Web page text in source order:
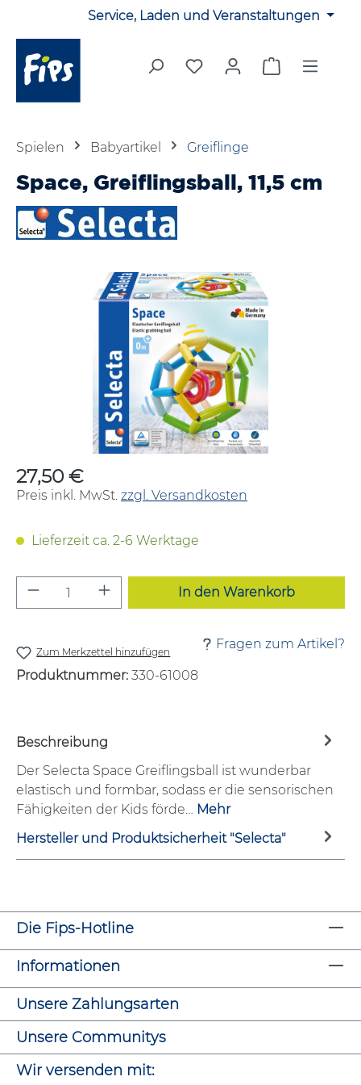
Zum Hauptinhalt springenService, Laden und Veranstaltungen
Du hast 0 Produkte auf
Warenkorb
Spielen Babyartikel Greiflinge
Space, Greiflingsball, 11,5 cm
Bildergalerie überspringen
Regulärer Preis:
27,50 €
Preis inkl. MwSt. zzgl. Versandkosten
Lieferzeit ca. 2-6 Werktage
Produkt Anzahl: Gib den
In den Warenkorb
Zum Merkzettel hinzufügen
Fragen zum Artikel?
Produktnummer: 330-61008
Beschreibung
Der Selecta Space Greiflingsball ist wunderbar
elastisch und formbar, sodass er die sensorischen
Fähigkeiten der Kids förde… Mehr
Hersteller und Produktsicherheit "Selecta"
Die Fips-Hotline
Informationen
Unsere Zahlungsarten
Unsere Communitys
Wir versenden mit: